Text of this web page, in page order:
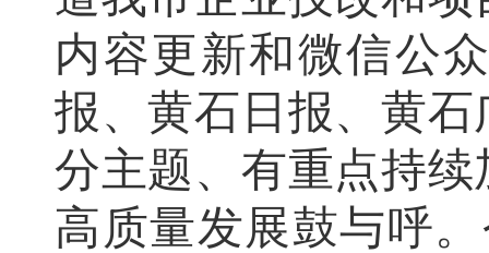
内容更新和微信公
报、黄石日报、黄
分主题、有重点持续
高质量发展鼓与呼